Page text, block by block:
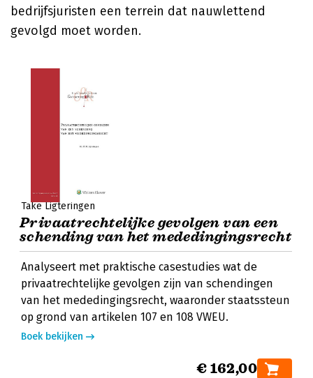
bedrijfsjuristen een terrein dat nauwlettend
gevolgd moet worden.
Take Ligteringen
Privaatrechtelijke gevolgen van een
schending van het mededingingsrecht
Analyseert met praktische casestudies wat de
privaatrechtelijke gevolgen zijn van schendingen
van het mededingingsrecht, waaronder staatssteun
op grond van artikelen 107 en 108 VWEU.
Boek bekijken
€ 162,00